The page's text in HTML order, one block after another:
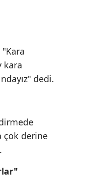
kara
dedi.
çok derine